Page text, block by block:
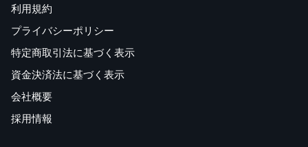
利用規約
プライバシーポリシー
特定商取引法に基づく表示
資金決済法に基づく表示
会社概要
採用情報